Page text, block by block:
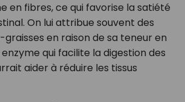
en fibres, ce qui favorise la satiété
On lui attribue souvent des
en raison de sa teneur en
qui facilite la digestion des
aider à réduire les tissus